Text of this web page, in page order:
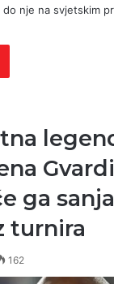
nje na svjetskim
ga
turnira
162